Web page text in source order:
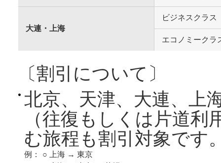
大連・上海
ビジネスクラス
エコノミークラ
〔割引について〕
北京、天津、大連、上
（往復もしくは片道
む旅程も割引対象です
例：
○ 上海 → 東京